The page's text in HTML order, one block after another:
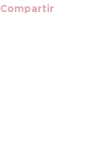
Compartir